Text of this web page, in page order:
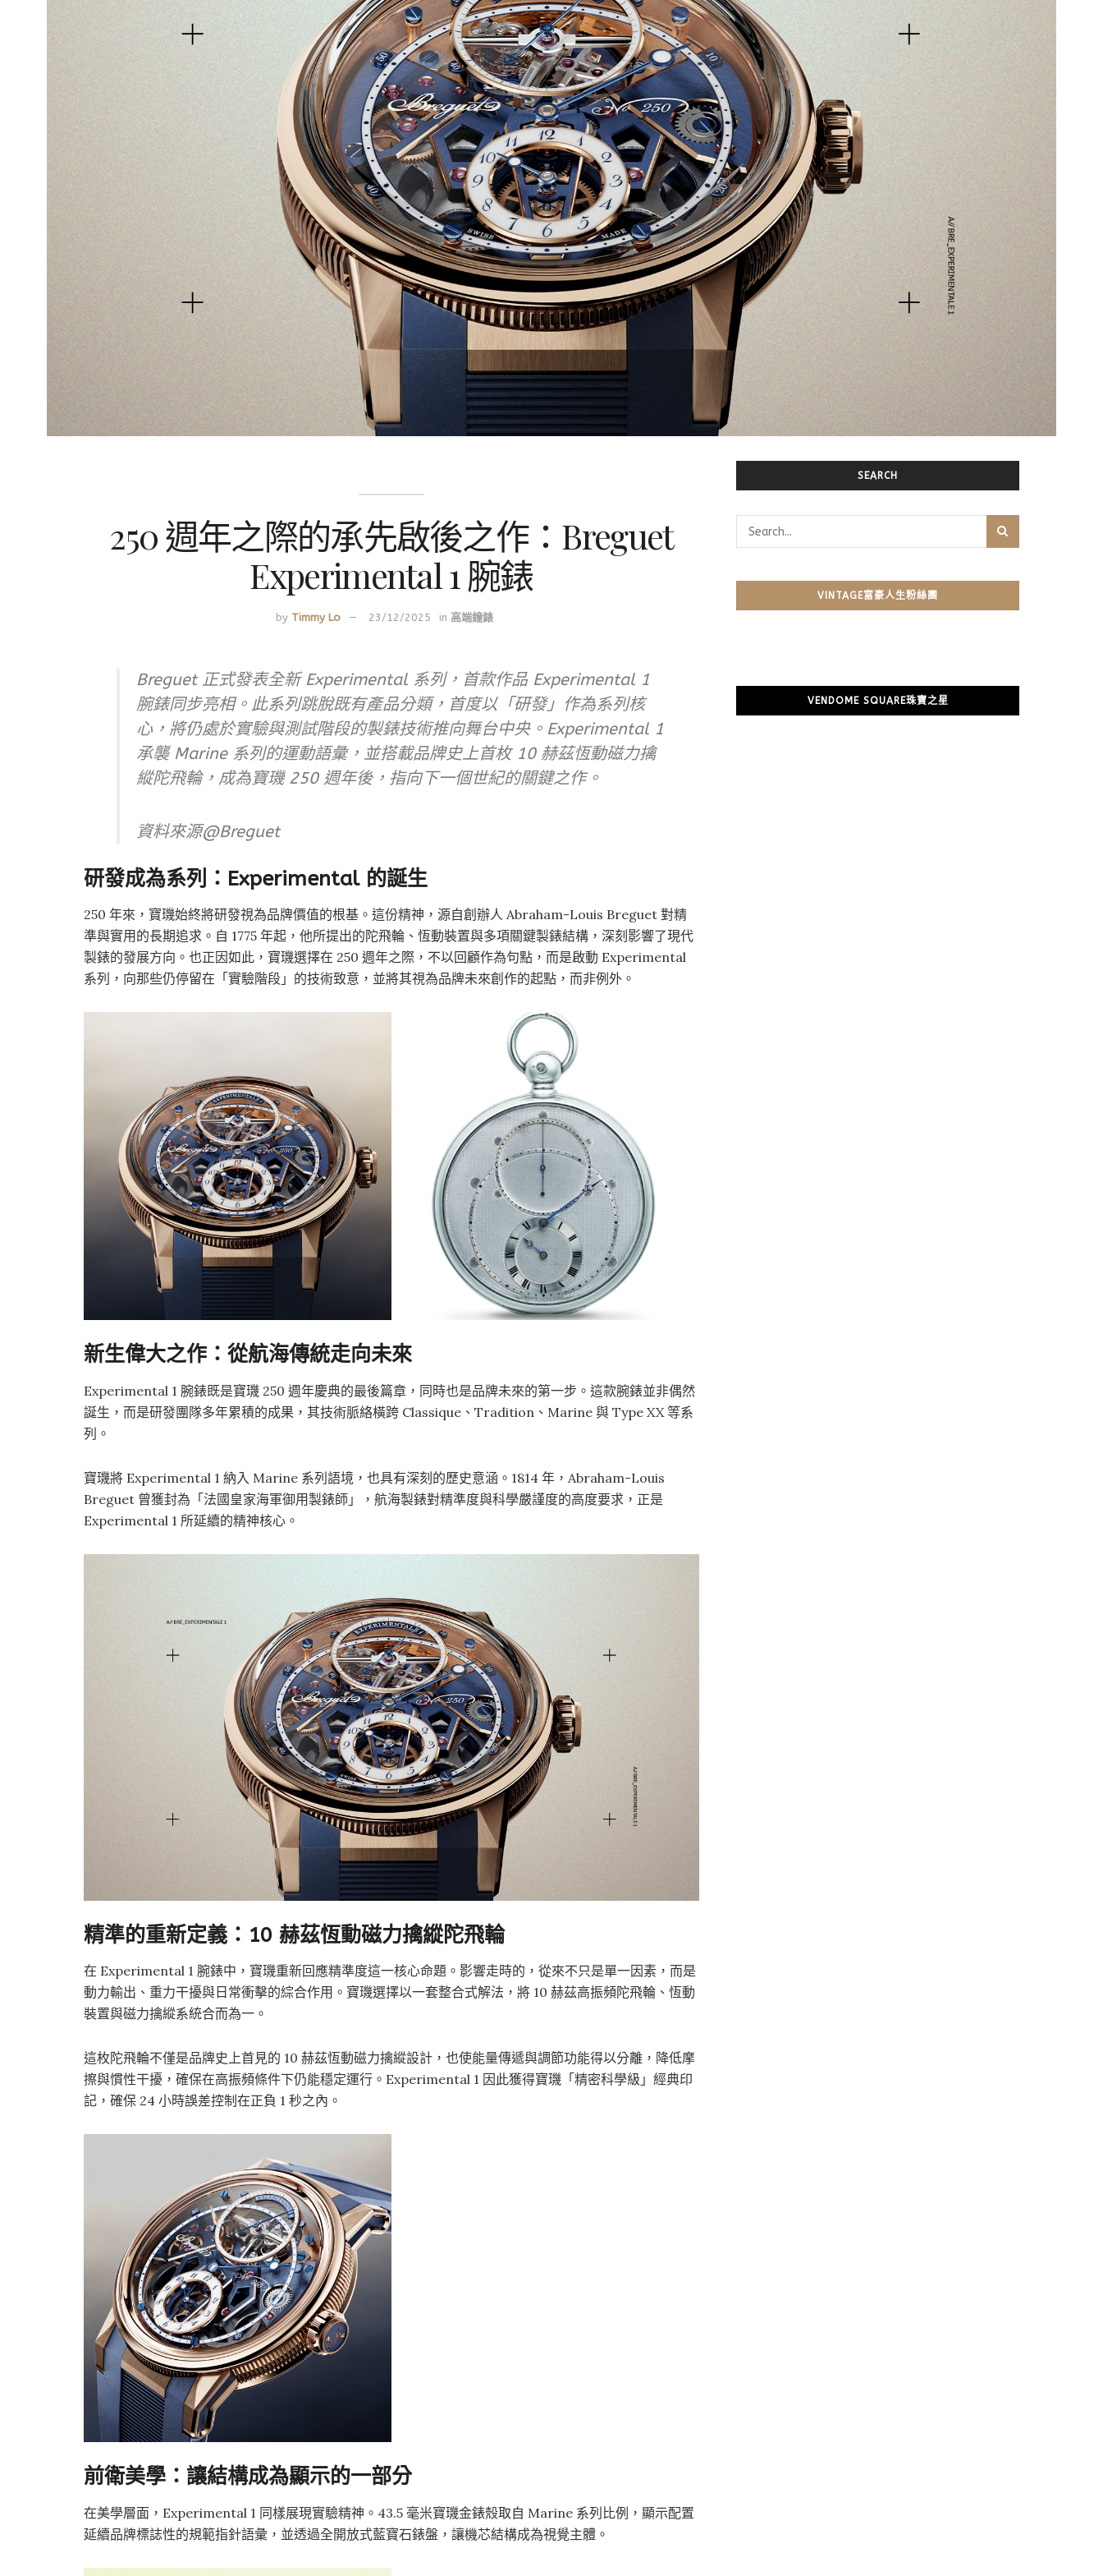
250 週年之際的承先啟後之作：Breguet
Experimental 1 腕錶
by Timmy Lo 23/12/2025 in 高端鐘錶
Breguet 正式發表全新 Experimental 系列，首款作品 Experimental 1
腕錶同步亮相。此系列跳脫既有產品分類，首度以「研發」作為系列核
心，將仍處於實驗與測試階段的製錶技術推向舞台中央。Experimental 1
承襲 Marine 系列的運動語彙，並搭載品牌史上首枚 10 赫茲恆動磁力擒
縱陀飛輪，成為寶璣 250 週年後，指向下一個世紀的關鍵之作。
資料來源@Breguet
研發成為系列：Experimental 的誕生
250 年來，寶璣始終將研發視為品牌價值的根基。這份精神，源自創辦人 Abraham-Louis Breguet 對精
準與實用的長期追求。自 1775 年起，他所提出的陀飛輪、恆動裝置與多項關鍵製錶結構，深刻影響了現代
製錶的發展方向。也正因如此，寶璣選擇在 250 週年之際，不以回顧作為句點，而是啟動 Experimental
系列，向那些仍停留在「實驗階段」的技術致意，並將其視為品牌未來創作的起點，而非例外。
新生偉大之作：從航海傳統走向未來
Experimental 1 腕錶既是寶璣 250 週年慶典的最後篇章，同時也是品牌未來的第一步。這款腕錶並非偶然
誕生，而是研發團隊多年累積的成果，其技術脈絡橫跨 Classique、Tradition、Marine 與 Type XX 等系
列。
寶璣將 Experimental 1 納入 Marine 系列語境，也具有深刻的歷史意涵。1814 年，Abraham-Louis
Breguet 曾獲封為「法國皇家海軍御用製錶師」，航海製錶對精準度與科學嚴謹度的高度要求，正是
Experimental 1 所延續的精神核心。
精準的重新定義：10 赫茲恆動磁力擒縱陀飛輪
在 Experimental 1 腕錶中，寶璣重新回應精準度這一核心命題。影響走時的，從來不只是單一因素，而是
動力輸出、重力干擾與日常衝擊的綜合作用。寶璣選擇以一套整合式解法，將 10 赫茲高振頻陀飛輪、恆動
裝置與磁力擒縱系統合而為一。
這枚陀飛輪不僅是品牌史上首見的 10 赫茲恆動磁力擒縱設計，也使能量傳遞與調節功能得以分離，降低摩
擦與慣性干擾，確保在高振頻條件下仍能穩定運行。Experimental 1 因此獲得寶璣「精密科學級」經典印
記，確保 24 小時誤差控制在正負 1 秒之內。
前衛美學：讓結構成為顯示的一部分
在美學層面，Experimental 1 同樣展現實驗精神。43.5 毫米寶璣金錶殼取自 Marine 系列比例，顯示配置
延續品牌標誌性的規範指針語彙，並透過全開放式藍寶石錶盤，讓機芯結構成為視覺主體。
SEARCH
VINTAGE富豪人生粉絲團
VENDOME SQUARE珠寶之星